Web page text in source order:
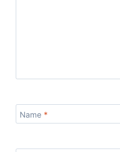
Name *